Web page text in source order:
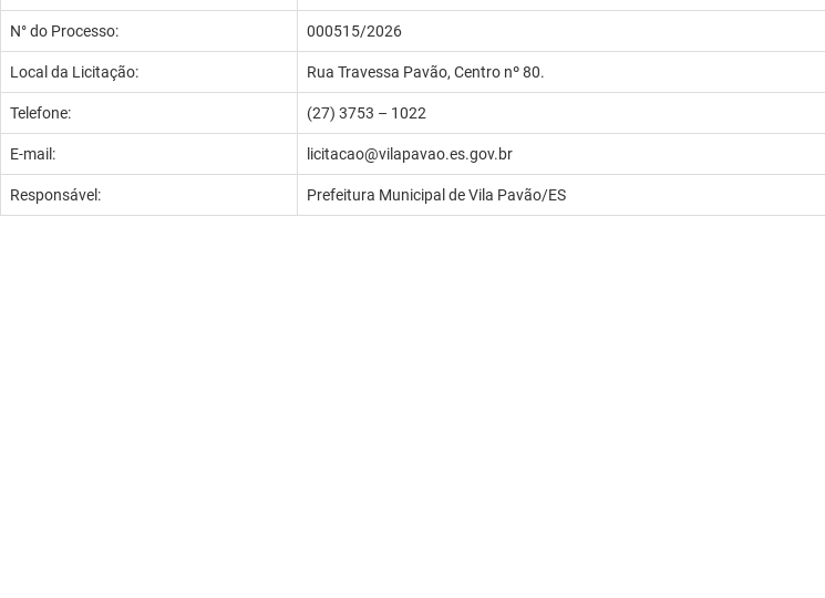
N° do Processo: 000515/2026
Local da Licitação: Rua Travessa Pavão, Centro nº 80.
Telefone: (27) 3753 – 1022
E-mail: licitacao@vilapavao.es.gov.br
Responsável: Prefeitura Municipal de Vila Pavão/ES